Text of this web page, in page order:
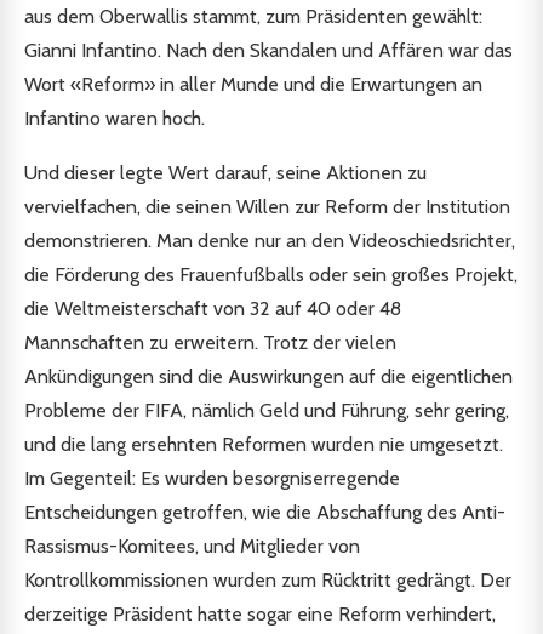
aus dem Oberwallis stammt, zum Präsidenten gewählt:
Gianni Infantino. Nach den Skandalen und Affären war das
Wort «Reform» in aller Munde und die Erwartungen an
Infantino waren hoch.
Und dieser legte Wert darauf, seine Aktionen zu
vervielfachen, die seinen Willen zur Reform der Institution
demonstrieren. Man denke nur an den Videoschiedsrichter,
die Förderung des Frauenfußballs oder sein großes Projekt,
die Weltmeisterschaft von 32 auf 40 oder 48
Mannschaften zu erweitern. Trotz der vielen
Ankündigungen sind die Auswirkungen auf die eigentlichen
Probleme der FIFA, nämlich Geld und Führung, sehr gering,
und die lang ersehnten Reformen wurden nie umgesetzt.
Im Gegenteil: Es wurden besorgniserregende
Entscheidungen getroffen, wie die Abschaffung des Anti-
Rassismus-Komitees, und Mitglieder von
Kontrollkommissionen wurden zum Rücktritt gedrängt. Der
derzeitige Präsident hatte sogar eine Reform verhindert,